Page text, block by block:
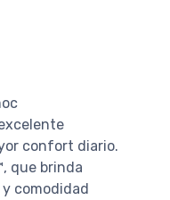
confort diario.
que brinda
comodidad